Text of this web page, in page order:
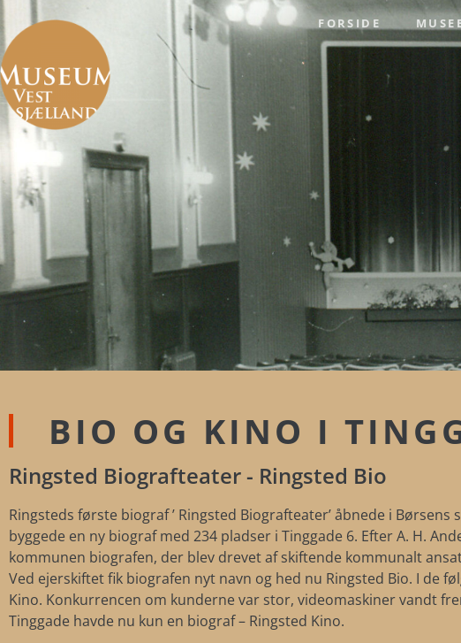
FORSIDE
BIO OG KINO I
Ringsted Biografteater - Ringsted Bio
Ringsteds første biograf ’ Ringsted Biografteater’ åbnede i
byggede en ny biograf med 234 pladser i Tinggade 6. Efter A. H.
kommunen biografen, der blev drevet af skiftende kommunalt
Ved ejerskiftet fik biografen nyt navn og hed nu Ringsted Bio. I de
Kino. Konkurrencen om kunderne var stor, videomaskiner vandt
Tinggade havde nu kun en biograf – Ringsted Kino.